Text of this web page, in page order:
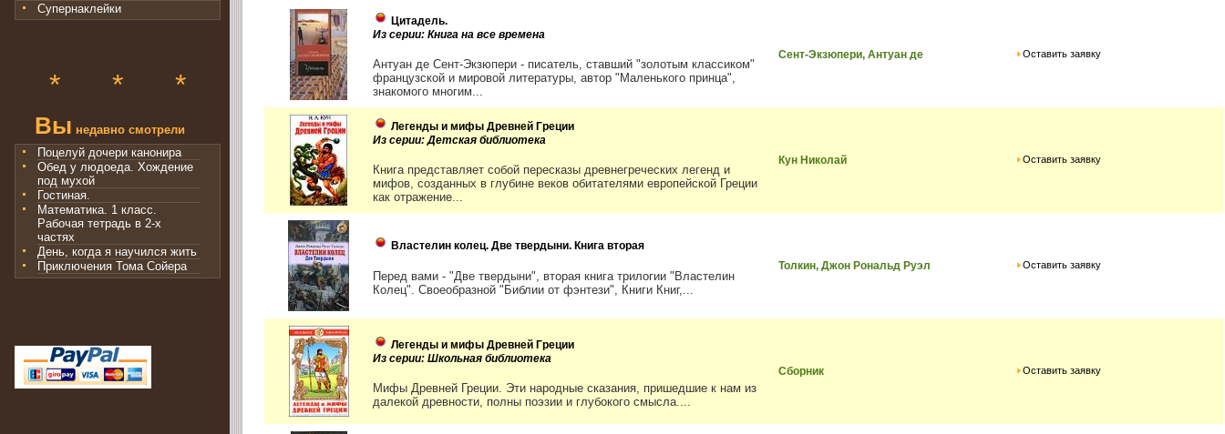
Супернаклейки
* * *
Вы недавно смотрели
Поцелуй дочери канонира
Обед у людоеда. Хождение
под мухой
Гостиная.
Математика. 1 класс.
Рабочая тетрадь в 2-х
частях
День, когда я научился жить
Приключения Тома Сойера
Цитадель.
Из серии: Книга на все времена
Антуан де Сент-Экзюпери - писатель, ставший "золотым классиком"
французской и мировой литературы, автор "Маленького принца",
знакомого многим...
Сент-Экзюпери, Антуан де Оставить заявку
Легенды и мифы Древней Греции
Из серии: Детская библиотека
Книга представляет собой пересказы древнегреческих легенд и
мифов, созданных в глубине веков обитателями европейской Греции
как отражение...
Кун Николай Оставить заявку
Властелин колец. Две твердыни. Книга вторая
Перед вами - "Две твердыни", вторая книга трилогии "Властелин
Колец". Своеобразной "Библии от фэнтези", Книги Книг,...
Толкин, Джон Рональд Руэл Оставить заявку
Легенды и мифы Древней Греции
Из серии: Школьная библиотека
Мифы Древней Греции. Эти народные сказания, пришедшие к нам из
далекой древности, полны поэзии и глубокого смысла....
Сборник Оставить заявку